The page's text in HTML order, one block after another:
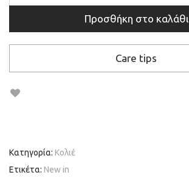
Προσθήκη στο καλάθι
Care tips
Κατηγορία: Κολιέ
Ετικέτα: New in